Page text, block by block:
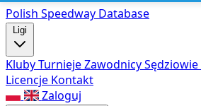
Polish Speedway Database
Ligi
KlubyTurniejeZawodnicySędziowie
Licencje Kontakt
Zaloguj